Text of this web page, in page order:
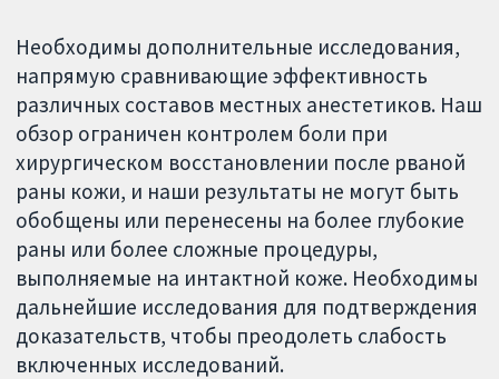
Необходимы дополнительные исследования,
напрямую сравнивающие эффективность
различных составов местных анестетиков. Наш
обзор ограничен контролем боли при
хирургическом восстановлении после рваной
раны кожи, и наши результаты не могут быть
обобщены или перенесены на более глубокие
раны или более сложные процедуры,
выполняемые на интактной коже. Необходимы
дальнейшие исследования для подтверждения
доказательств, чтобы преодолеть слабость
включенных исследований.